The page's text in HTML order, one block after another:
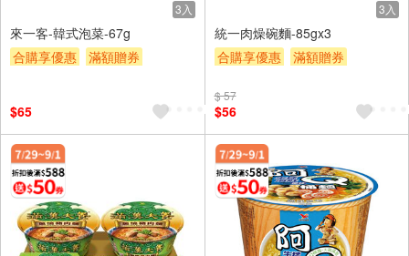
3入
來一客-韓式泡菜-67g
合購享優惠
滿額贈券
$65
3入
統一肉燥碗麵-85gx3
合購享優惠
滿額贈券
$ 57
$56